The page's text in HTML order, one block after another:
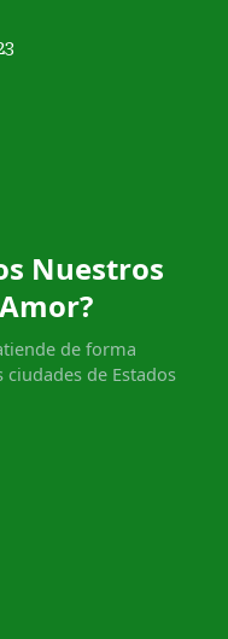
Nuestros
de forma
ciudades de Estados